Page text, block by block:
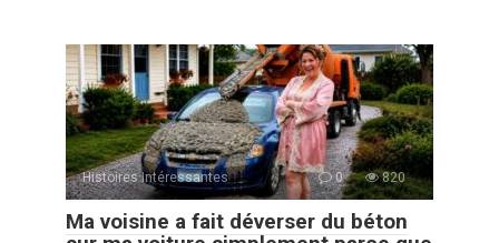
Histoires Intéressantes 0 820
Ma voisine a fait déverser du béton